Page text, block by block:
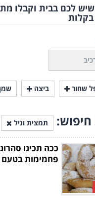
לכם בבית וקבלו
בקלות
שחור ביצה
תמצית וניל
ככה תכינו
פחמימות בטעם